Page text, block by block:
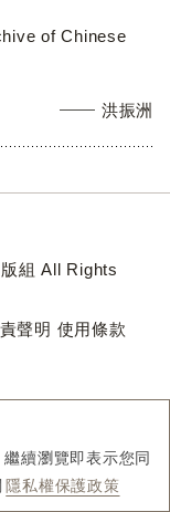
續瀏覽即表示您同
隱私權保護政策
of Chinese
洪振洲
組 All Rights
聲明 使用條款